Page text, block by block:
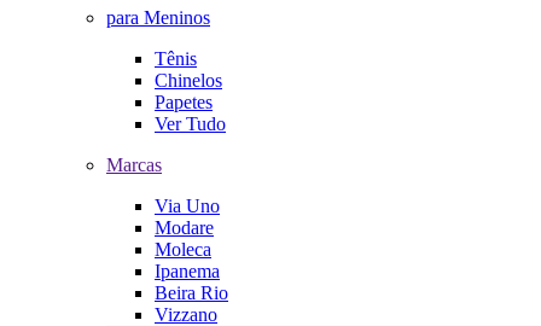
para Meninos
Tênis
Chinelos
Papetes
Ver Tudo
Marcas
Via Uno
Modare
Moleca
Ipanema
Beira Rio
Vizzano